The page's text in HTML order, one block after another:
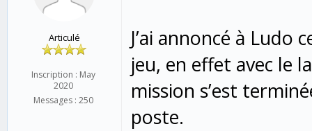
Articulé
Inscription : May
2020
Messages : 250
J’ai annoncé à
jeu, en effet avec le
mission s’est
poste.